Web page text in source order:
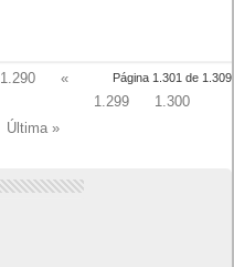
Página 1.301 de 1.309
1.290
«
1.299
1.300
Última »